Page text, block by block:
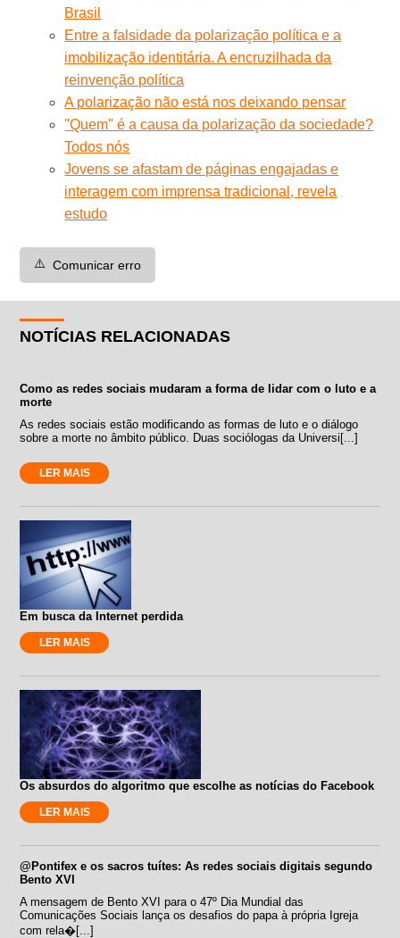
Brasil
Entre a falsidade da polarização política e a
imobilização identitária. A encruzilhada da
reinvenção política
A polarização não está nos deixando pensar
''Quem'' é a causa da polarização da sociedade?
Todos nós
Jovens se afastam de páginas engajadas e
interagem com imprensa tradicional, revela
estudo
⚠️ Comunicar erro
NOTÍCIAS RELACIONADAS
Como as redes sociais mudaram a forma de lidar com o luto e a
morte
As redes sociais estão modificando as formas de luto e o diálogo
sobre a morte no âmbito público. Duas sociólogas da Universi[...]
LER MAIS
Em busca da Internet perdida
LER MAIS
Os absurdos do algoritmo que escolhe as notícias do Facebook
LER MAIS
@Pontifex e os sacros tuítes: As redes sociais digitais segundo
Bento XVI
A mensagem de Bento XVI para o 47º Dia Mundial das
Comunicações Sociais lança os desafios do papa à própria Igreja
com rela�[...]